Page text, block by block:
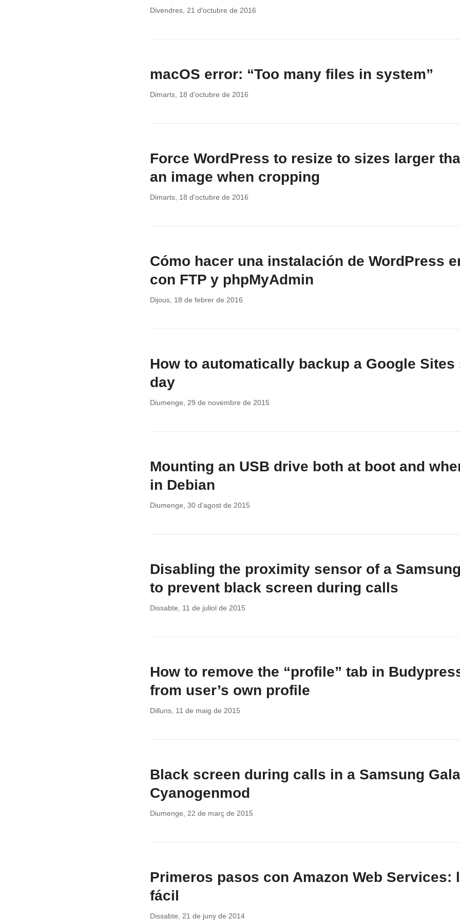
Divendres, 21 d'octubre de 2016
macOS error: “Too many files in system”
Dimarts, 18 d'octubre de 2016
Force WordPress to resize to sizes larger
an image when cropping
Dimarts, 18 d'octubre de 2016
Cómo hacer una instalación de WordPress
con FTP y phpMyAdmin
Dijous, 18 de febrer de 2016
How to automatically backup a Google
day
Diumenge, 29 de novembre de 2015
Mounting an USB drive both at boot and
in Debian
Diumenge, 30 d'agost de 2015
Disabling the proximity sensor of a
to prevent black screen during calls
Dissabte, 11 de juliol de 2015
How to remove the “profile” tab in
from user’s own profile
Dilluns, 11 de maig de 2015
Black screen during calls in a Samsung
Cyanogenmod
Diumenge, 22 de març de 2015
Primeros pasos con Amazon Web Services:
fácil
Dissabte, 21 de juny de 2014